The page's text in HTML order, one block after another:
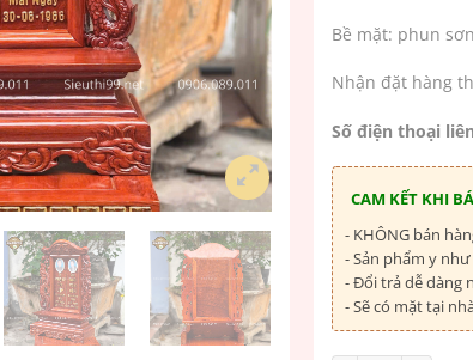
Bề mặt: phun
Nhận đặt hàng
Số điện thoại
CAM KẾT KHI
- KHÔNG bán
- Sản phẩm y
- Đổi trả dễ dàng
- Sẽ có mặt tại